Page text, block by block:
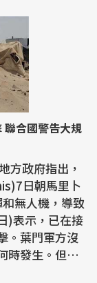
聯合國警告大規
方政府指出，
日朝馬里卜
無人機，導致
。葉門軍方沒
時發生。但軍